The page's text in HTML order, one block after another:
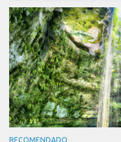
RECOMENDADO